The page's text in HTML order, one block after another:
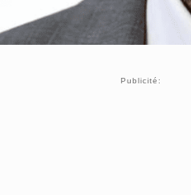
Publicité: